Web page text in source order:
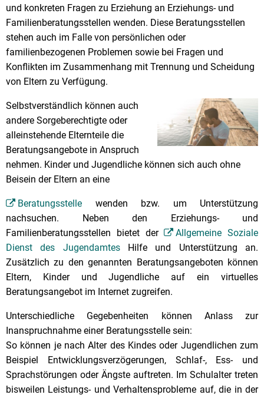
und konkreten Fragen zu Erziehung an Erziehungs- und
Familienberatungsstellen wenden. Diese Beratungsstellen
stehen auch im Falle von persönlichen oder
familienbezogenen Problemen sowie bei Fragen und
Konflikten im Zusammenhang mit Trennung und Scheidung
von Eltern zu Verfügung.
Selbstverständlich können auch
andere Sorgeberechtigte oder
alleinstehende Elternteile die
Beratungsangebote in Anspruch
nehmen. Kinder und Jugendliche können sich auch ohne
Beisein der Eltern an eine
Beratungsstelle wenden bzw. um Unterstützung
nachsuchen. Neben den Erziehungs- und
Familienberatungsstellen bietet der
Allgemeine Soziale
Dienst des JugendamtesHilfe und Unterstützung an.
Zusätzlich zu den genannten Beratungsangeboten können
Eltern, Kinder und Jugendliche auf ein virtuelles
Beratungsangebot im Internet zugreifen.
Unterschiedliche Gegebenheiten können Anlass zur
Inanspruchnahme einer Beratungsstelle sein:
So können je nach Alter des Kindes oder Jugendlichen zum
Beispiel Entwicklungsverzögerungen, Schlaf-, Ess- und
Sprachstörungen oder Ängste auftreten. Im Schulalter treten
bisweilen Leistungs- und Verhaltensprobleme auf, die in der